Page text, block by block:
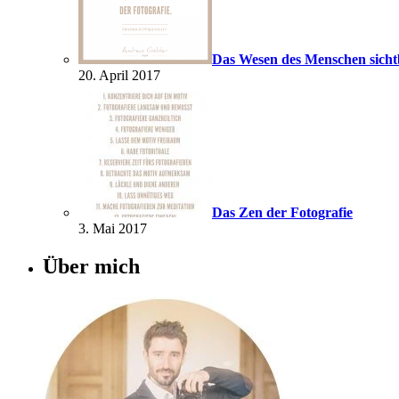
Das Wesen des Menschen
20. April 2017
Das Zen der Fotografie
3. Mai 2017
Über mich